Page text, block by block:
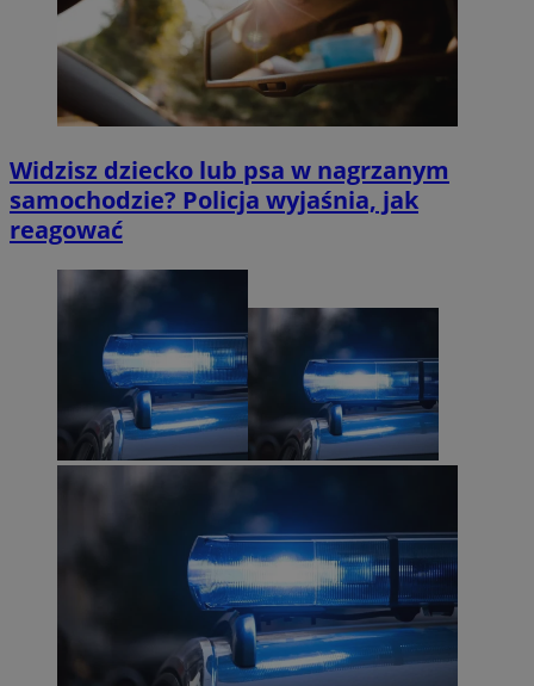
Widzisz dziecko lub psa w nagrzanym
samochodzie? Policja wyjaśnia, jak
reagować